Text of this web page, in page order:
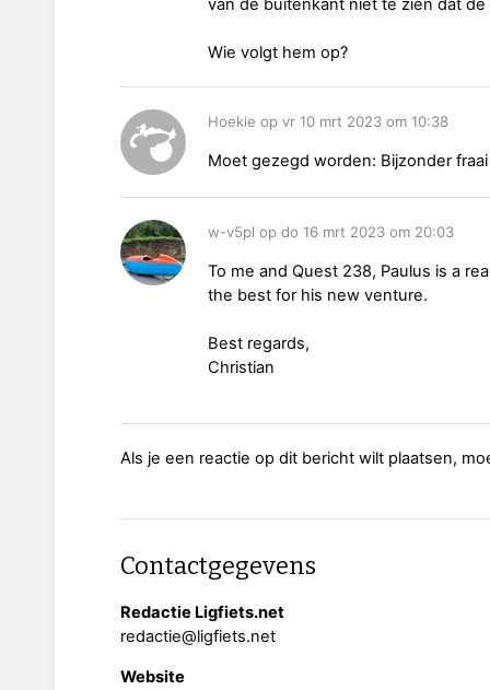
van de buitenkant niet te zien dat
Wie volgt hem op?
Hoekie op vr 10 mrt 2023 om 10:38
Moet gezegd worden: Bijzonder
w-v5pl op do 16 mrt 2023 om 20:03
To me and Quest 238, Paulus is a
the best for his new venture.
Best regards,
Christian
Als je een reactie op dit bericht wilt plaatsen,
Contactgegevens
Redactie Ligfiets.net
redactie@ligfiets.net
Website